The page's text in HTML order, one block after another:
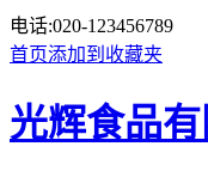
电话:020-123456789
首页添加到收藏夹
光辉食品